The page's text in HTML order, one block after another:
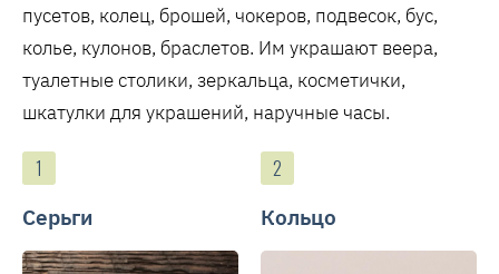
пусетов, колец, брошей, чокеров, подвесок, бус,
колье, кулонов, браслетов. Им украшают веера,
туалетные столики, зеркальца, косметички,
шкатулки для украшений, наручные часы.
Серьги Кольцо